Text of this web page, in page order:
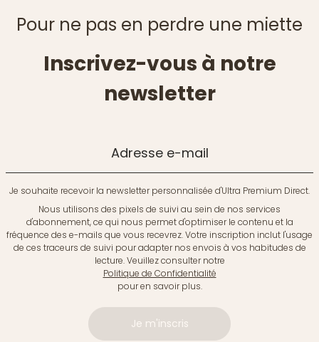
Pour ne pas en perdre une miette
Inscrivez-vous à notre
newsletter
Adresse e-mail
Je souhaite recevoir la newsletter personnalisée d'Ultra Premium Direct.
Nous utilisons des pixels de suivi au sein de nos services
d'abonnement, ce qui nous permet d'optimiser le contenu et la
fréquence des e-mails que vous recevrez. Votre inscription inclut l'usage
de ces traceurs de suivi pour adapter nos envois à vos habitudes de
lecture. Veuillez consulter notre
Politique de Confidentialité
pour en savoir plus.
Je m'inscris